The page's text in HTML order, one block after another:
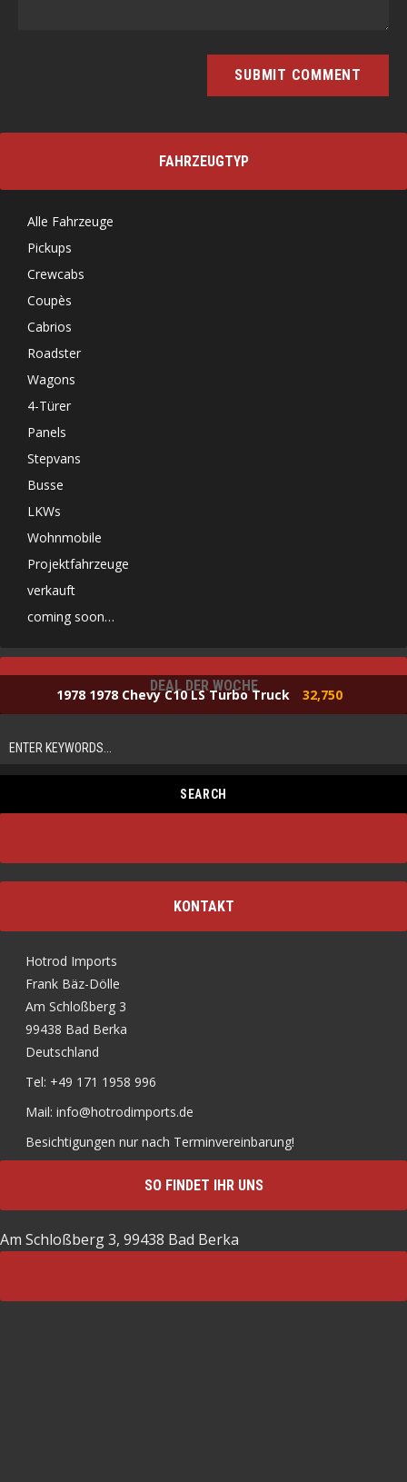
FAHRZEUGTYP
Alle Fahrzeuge
Pickups
Crewcabs
Coupès
Cabrios
Roadster
Wagons
4-Türer
Panels
Stepvans
Busse
LKWs
Wohnmobile
Projektfahrzeuge
verkauft
coming soon…
DEAL DER WOCHE
1978 1978 Chevy C10 LS Turbo Truck 32,750
KONTAKT
Hotrod Imports
Frank Bäz-Dölle
Am Schloßberg 3
99438 Bad Berka
Deutschland
Tel: +49 171 1958 996
Mail: info@hotrodimports.de
Besichtigungen nur nach Terminvereinbarung!
SO FINDET IHR UNS
Am Schloßberg 3, 99438 Bad Berka